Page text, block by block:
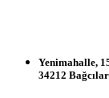
Yenimahalle,
34212